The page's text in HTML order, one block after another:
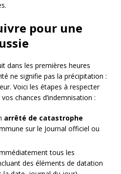
pour une
dans les premières heures
ne signifie pas la précipitation :
Voici les étapes à respecter
chances d’indemnisation :
arrêté de catastrophe
sur le Journal officiel ou
tous les
des éléments de datation